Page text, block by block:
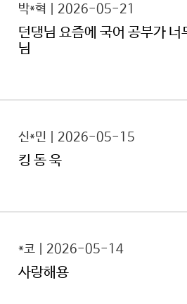
박*혁 | 2026-05-21
던댕님 요즘에 국어 공부가
님
신*민 | 2026-05-15
킹 동 욱
*코 | 2026-05-14
사랑해용